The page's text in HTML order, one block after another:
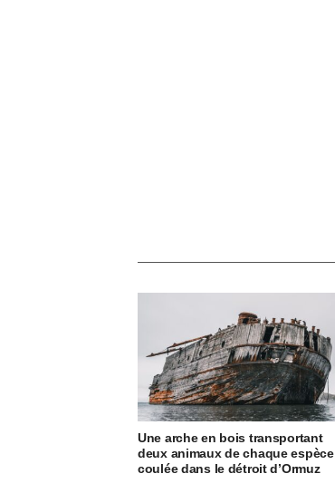
Une arche en bois transportant
deux animaux de chaque espèce
coulée dans le détroit d’Ormuz